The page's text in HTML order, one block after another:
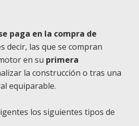
paga en la compra de
decir, las que se compran
en su primera
la construcción o tras una
equiparable.
los siguientes tipos de